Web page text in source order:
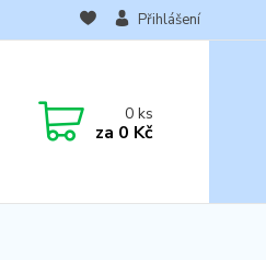
Přihlášení
0ks
za 0 Kč